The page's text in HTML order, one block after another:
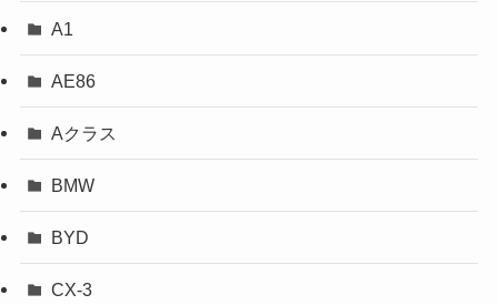
A1
AE86
Aクラス
BMW
BYD
CX-3